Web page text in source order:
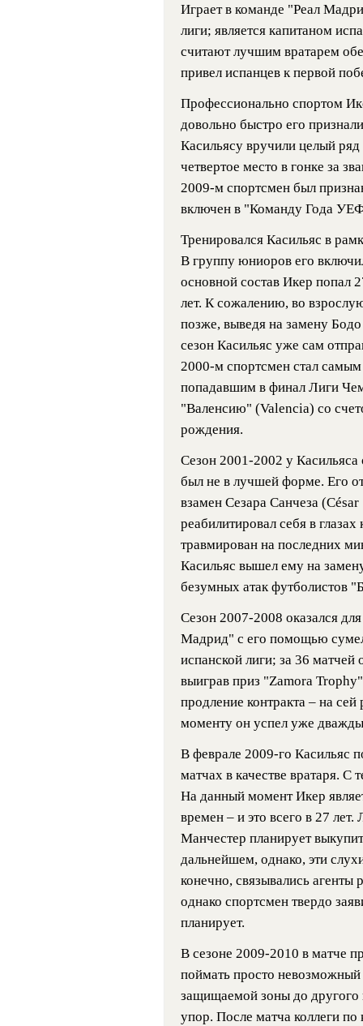
Играет в команде "Реал
лиги; является капитаном
считают лучшим вратарем
привел испанцев к первой
Профессионально спортом
довольно быстро его
Касильясу вручили целый
четвертое место в гонке за
2009-м спортсмен был
включен в "Команду Года
Тренировался Касильяс в
В группу юниоров его
основной состав Икер попал
лет. К сожалению, во
позже, выведя на замену
сезон Касильяс уже сам
2000-м спортсмен стал
попадавшим в финал Лиги
"Валенсию" (Valencia) со
рождения.
Сезон 2001-2002 у Касильяса
был не в лучшей форме. Его
взамен Сезара Санчеза
реабилитировал себя в
травмирован на последних
Касильяс вышел ему на
безумных атак футболистов
Сезон 2007-2008 оказался
Мадрид" с его помощью
испанской лиги; за 36
выиграв приз "Zamora
продление контракта – на
моменту он успел уже
В феврале 2009-го Касильяс
матчах в качестве вратаря. С
На данный момент Икер
времен – и это всего в 27
Манчестер планирует
дальнейшем, однако, эти
конечно, связывались
однако спортсмен твердо
планирует.
В сезоне 2009-2010 в матче
поймать просто невозможный
защищаемой зоны до другого
упор. После матча коллеги